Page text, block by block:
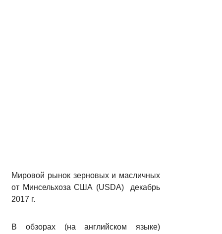
Мировой рынок зерновых и масличных
от Минсельхоза США (USDA) декабрь
2017 г.
В обзорах (на английском языке)